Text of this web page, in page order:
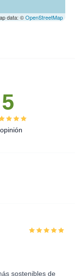
data: ©OpenStreetMap
5
sostenibles de